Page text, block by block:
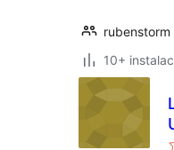
rubenstorm
10+